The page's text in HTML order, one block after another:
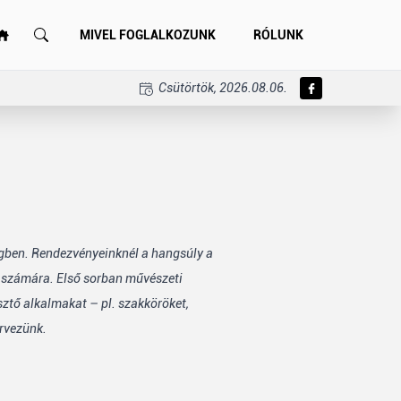
MIVEL FOGLALKOZUNK RÓLUNK
Csütörtök, 2026.08.06.
Rendezvényeinknél a hangsúly a
Első sorban művészeti
alkalmakat – pl. szakköröket,